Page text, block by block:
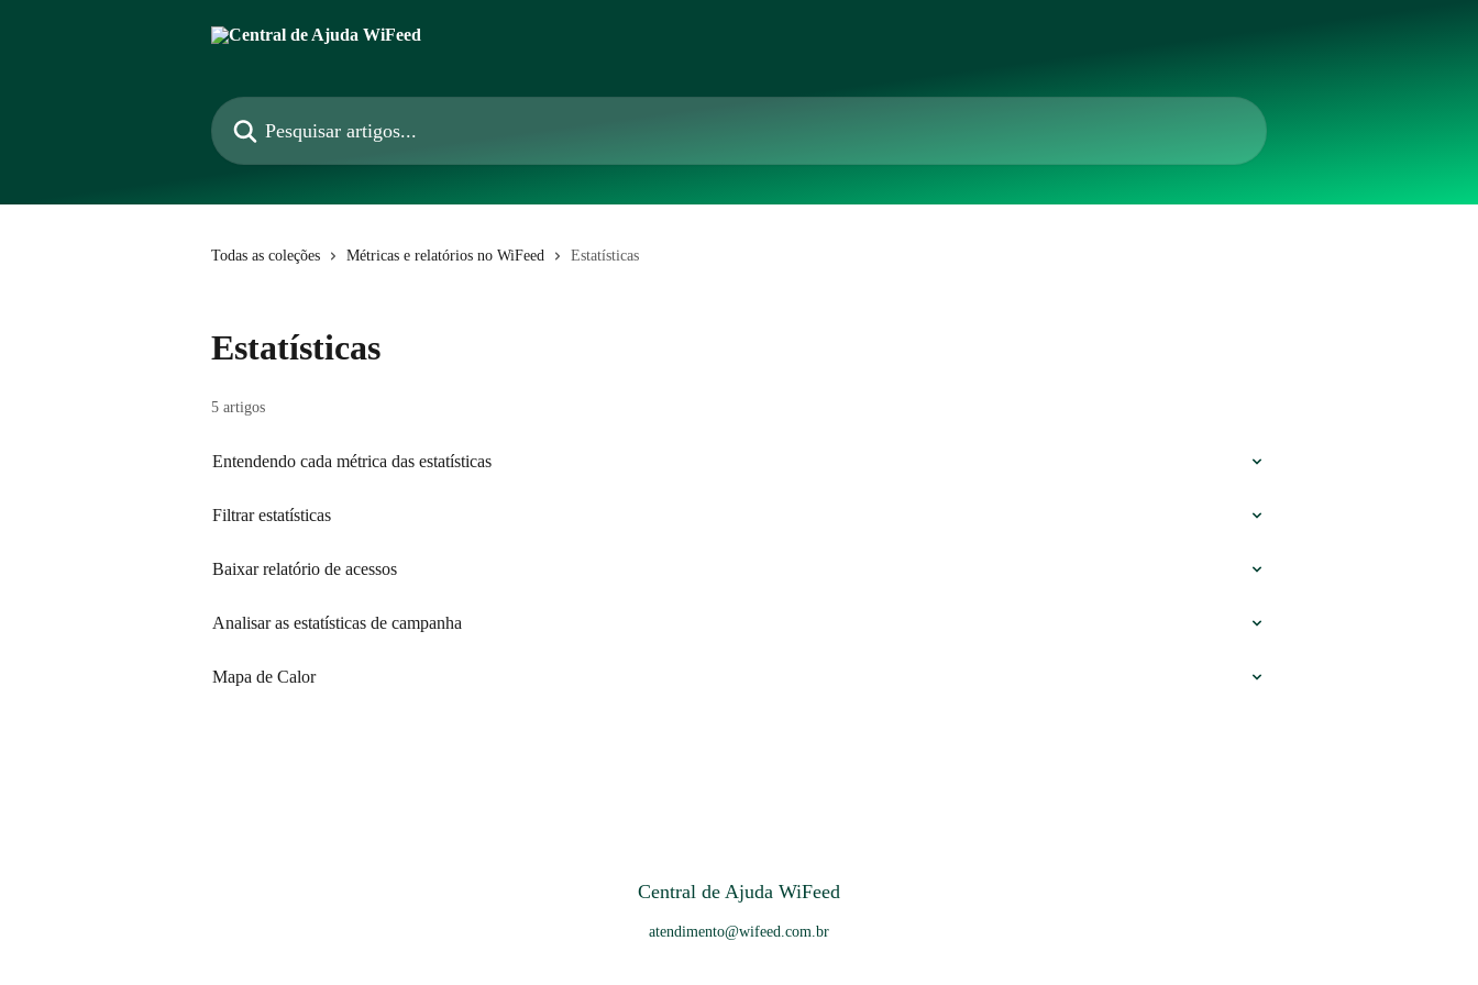
Pesquisar artigos...
Todas as coleções Métricas e relatórios no WiFeed Estatísticas
Estatísticas
5 artigos
Entendendo cada métrica das estatísticas
Filtrar estatísticas
Baixar relatório de acessos
Analisar as estatísticas de campanha
Mapa de Calor
Central de Ajuda WiFeed
atendimento@wifeed.com.br